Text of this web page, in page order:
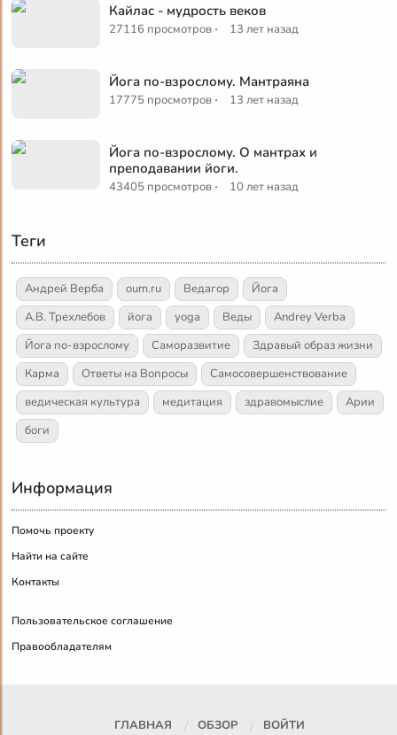
Кайлас - мудрость веков
27116 просмотров · 13 лет назад
Йога по-взрослому. Мантраяна
17775 просмотров · 13 лет назад
Йога по-взрослому. О мантрах и
преподавании йоги.
43405 просмотров · 10 лет назад
Теги
Андрей Верба oum.ru Ведагор
Йога
А.В. Трехлебов
йога yoga Веды
Andrey Verba
Йога по-взрослому
Саморазвитие
Здравый образ жизни
Карма
Ответы на Вопросы
Самосовершенствование
ведическая культура
медитация здравомыслие
Арии
боги
Информация
Помочь проекту
Найти на сайте
Контакты
Пользовательское соглашение
Правообладателям
ГЛАВНАЯ ОБЗОР
ВОЙТИ